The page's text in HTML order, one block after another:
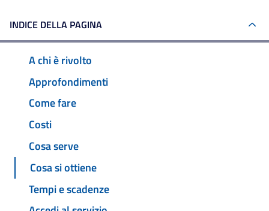
INDICE DELLA PAGINA
A chi è rivolto
Approfondimenti
Come fare
Costi
Cosa serve
Cosa si ottiene
Tempi e scadenze